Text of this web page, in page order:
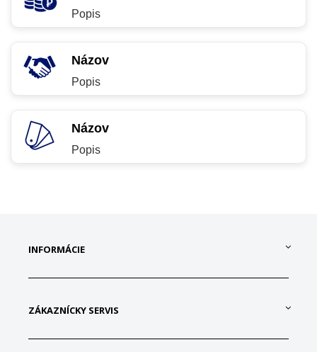
Popis
Názov
Popis
Názov
Popis
INFORMÁCIE
ZÁKAZNÍCKY SERVIS